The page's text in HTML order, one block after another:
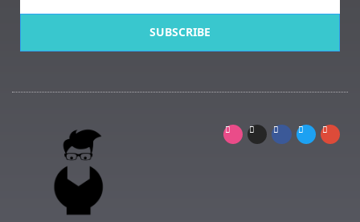
SUBSCRIBE